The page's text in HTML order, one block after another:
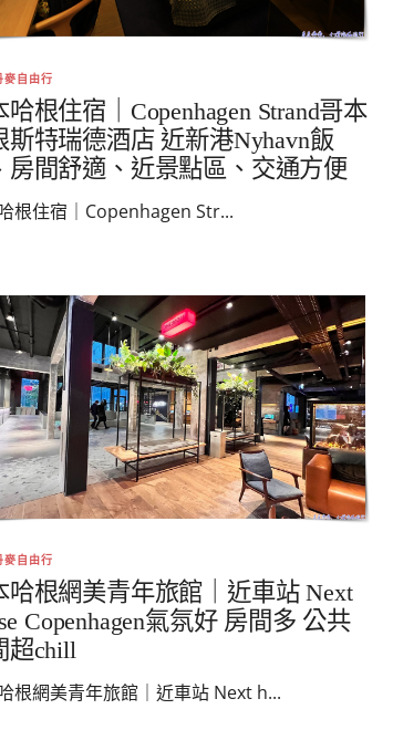
自由行
哈根住宿｜Copenhagen Strand哥本
斯特瑞德酒店 近新港Nyhavn飯
房間舒適、近景點區、交通方便
根住宿｜Copenhagen Str...
自由行
哈根網美青年旅館｜近車站 Next
Copenhagen氣氛好 房間多 公共
超chill
根網美青年旅館｜近車站 Next h...